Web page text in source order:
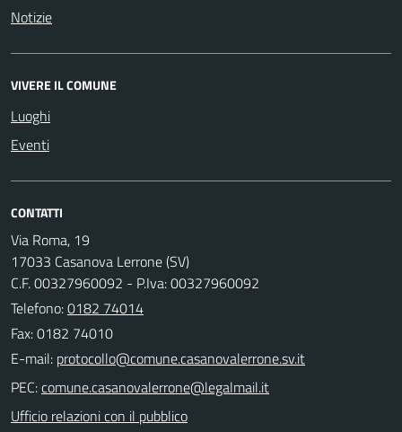
Notizie
VIVERE IL COMUNE
Luoghi
Eventi
CONTATTI
Via Roma, 19
17033 Casanova Lerrone (SV)
C.F. 00327960092 - P.Iva: 00327960092
Telefono:0182 74014
Fax: 0182 74010
E-mail:
PEC:
Ufficio relazioni con il pubblico